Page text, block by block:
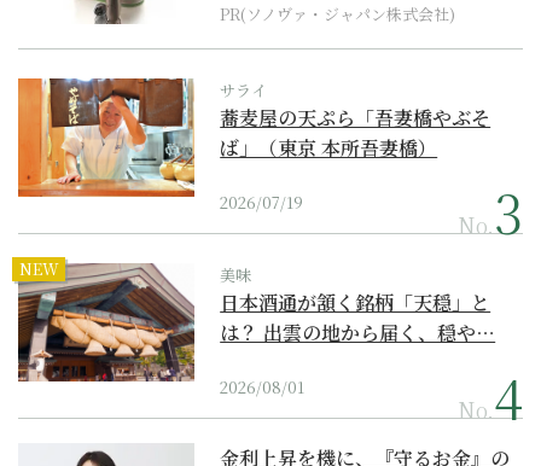
PR(ソノヴァ・ジャパン株式会社)
サライ
蕎麦屋の天ぷら「吾妻橋やぶそ
ば」（東京 本所吾妻橋）
2026/07/19
No.
NEW 美味
日本酒通が頷く銘柄「天穏」と
は？ 出雲の地から届く、穏や…
2026/08/01
No.
金利上昇を機に、『守るお金』の